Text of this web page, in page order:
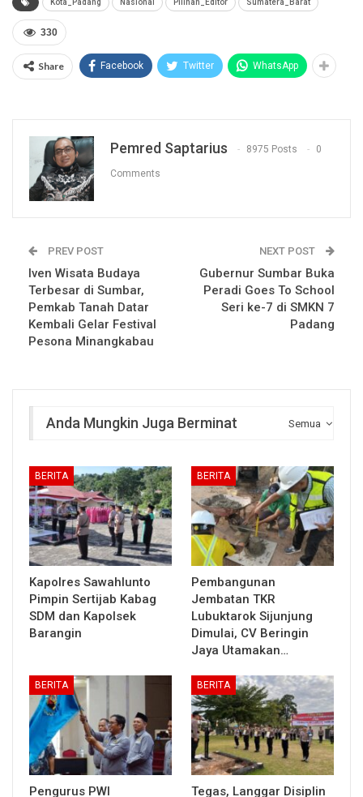
Kota_Padang Nasional Pilihan_Editor Sumatera_Barat
330
Share Facebook Twitter WhatsApp
Pemred Saptarius 8975 Posts 0
Comments
PREV POST
Iven Wisata Budaya
Terbesar di Sumbar,
Pemkab Tanah Datar
Kembali Gelar Festival
Pesona Minangkabau
NEXT POST
Gubernur Sumbar Buka
Peradi Goes To School
Seri ke-7 di SMKN 7
Padang
Semua
Anda Mungkin Juga Berminat
BERITA
Kapolres Sawahlunto
Pimpin Sertijab Kabag
SDM dan Kapolsek
Barangin
BERITA
Pembangunan
Jembatan TKR
Lubuktarok Sijunjung
Dimulai, CV Beringin
Jaya Utamakan…
BERITA
Pengurus PWI
BERITA
Tegas, Langgar Disiplin